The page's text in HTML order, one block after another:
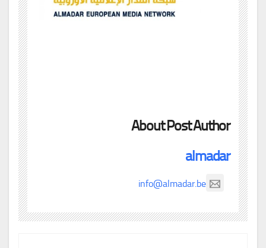
About Post Author
almadar
info@almadar.be